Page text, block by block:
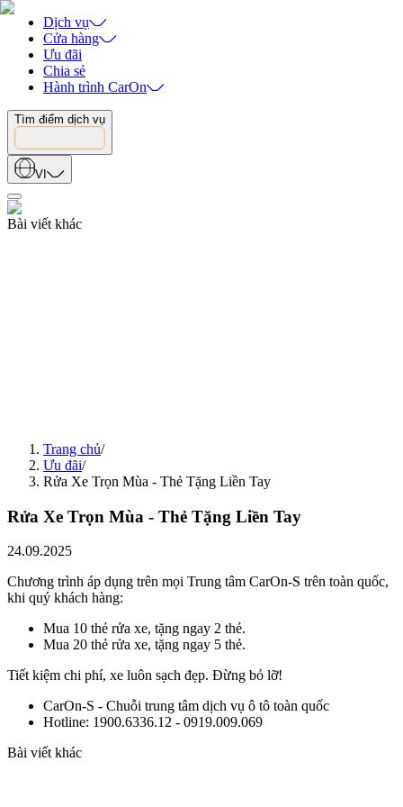
Dịch vụ
Cửa hàng
Ưu đãi
Chia sẻ
Hành trình CarOn
Tìm điểm dịch vụ
VI
Bài viết khác
2 Lốp Lên Mâm - Free Bảo Dưỡng Phanh
26.09.2025
Trang chủ/
Ưu đãi/
Rửa Xe Trọn Mùa - Thẻ Tặng Liền Tay
Rửa Xe Trọn Mùa - Thẻ Tặng Liền Tay
24.09.2025
Chương trình áp dụng trên mọi Trung tâm CarOn-S trên toàn quốc,
khi quý khách hàng:
Mua 10 thẻ rửa xe, tặng ngay 2 thẻ.
Mua 20 thẻ rửa xe, tặng ngay 5 thẻ.
Tiết kiệm chi phí, xe luôn sạch đẹp. Đừng bỏ lỡ!
CarOn-S - Chuỗi trung tâm dịch vụ ô tô toàn quốc
Hotline: 1900.6336.12 - 0919.009.069
Bài viết khác